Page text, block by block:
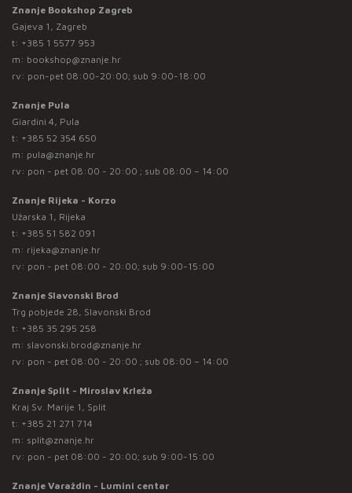
Znanje Bookshop Zagreb
Gajeva 1, Zagreb
t: +385 1 5577 953
m: bookshop@znanje.hr
rv: pon-pet 08:00-20:00; sub 9:00-18:00
Znanje Pula
Giardini 4, Pula
t: +385 52 354 650
m: pula@znanje.hr
rv: pon - pet 08:00 - 20:00 ; sub 08:00 – 14:00
Znanje Rijeka - Korzo
Užarska 1, Rijeka
t: +385 51 582 091
m: rijeka@znanje.hr
rv: pon - pet 08:00 - 20:00; sub 9:00-15:00
Znanje Slavonski Brod
Trg pobjede 28, Slavonski Brod
t: +385 35 295 258
m: slavonski.brod@znanje.hr
rv: pon - pet 08:00 - 20:00 ; sub 08:00 – 14:00
Znanje Split - Miroslav Krleža
Kraj Sv. Marije 1, Split
t: +385 21 271 714
m: split@znanje.hr
rv: pon - pet 08:00 - 20:00; sub 9:00-15:00
Znanje Varaždin - Lumini centar